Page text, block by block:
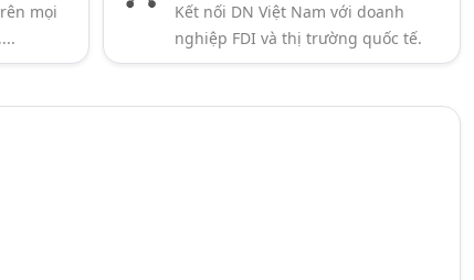
mọi
Kết nối DN Việt Nam với doanh
nghiệp FDI và thị trường quốc tế.